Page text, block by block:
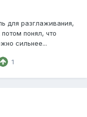
для разглаживания,
понял, что
сильнее...
1